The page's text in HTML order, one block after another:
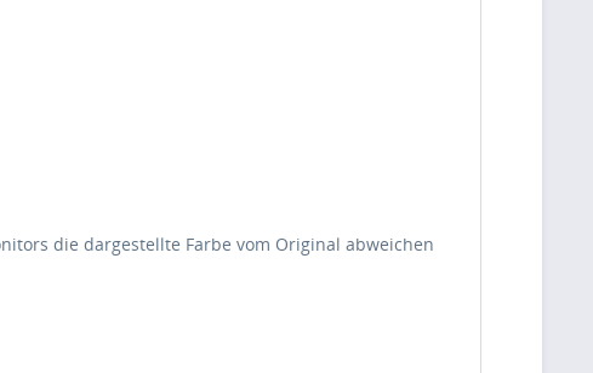
die dargestellte Farbe vom Original abweichen